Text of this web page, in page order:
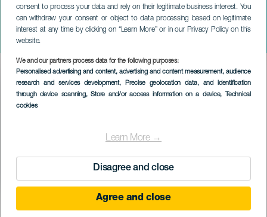
consent to process your data and rely on their legitimate business interest. You
can withdraw your consent or object to data processing based on legitimate
interest at any time by clicking on “Learn More” or in our Privacy Policy on this
website.
We and our partners process data for the following purposes:
Personalised advertising and content, advertising and content measurement, audience
research and services development, Precise geolocation data, and identification
through device scanning, Store and/or access information on a device, Technical
cookies
Learn More →
Disagree and close
Agree and close
K-POP-krigerne: Den
musikalske hyllesten
TENERIFE
Imagen
Listado